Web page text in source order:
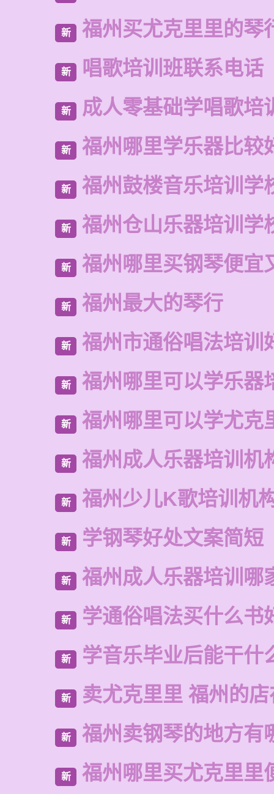
新 福州买尤克里里的琴
新 唱歌培训班联系电话
新 成人零基础学唱歌培
新 福州哪里学乐器比较
新 福州鼓楼音乐培训学
新 福州仓山乐器培训学
新 福州哪里买钢琴便宜
新 福州最大的琴行
新 福州市通俗唱法培训
新 福州哪里可以学乐器
新 福州哪里可以学尤克
新 福州成人乐器培训机
新 福州少儿K歌培训机
新 学钢琴好处文案简短
新 福州成人乐器培训哪
新 学通俗唱法买什么书
新 学音乐毕业后能干什
新 卖尤克里里 福州的
新 福州卖钢琴的地方有
新 福州哪里买尤克里里